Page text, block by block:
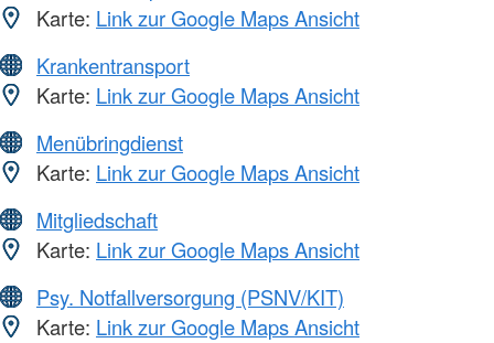
Karte: Link zur Google Maps Ansicht
Krankentransport
Karte: Link zur Google Maps Ansicht
Menübringdienst
Karte: Link zur Google Maps Ansicht
Mitgliedschaft
Karte: Link zur Google Maps Ansicht
Psy. Notfallversorgung (PSNV/KIT)
Karte: Link zur Google Maps Ansicht